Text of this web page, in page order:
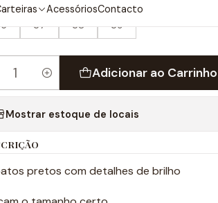
AcessóriosContacto
37 38 39
Adicionar ao Carrinho
Mostrar estoque de locais
pretos com detalhes de brilho